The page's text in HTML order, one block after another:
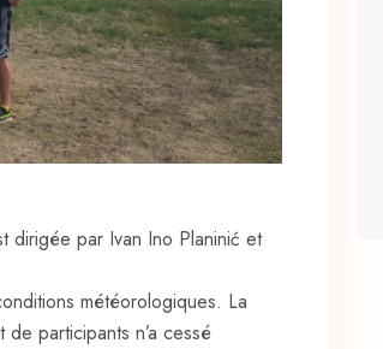
dirigée par Ivan Ino Planinić et
météorologiques. La
participants n’a cessé